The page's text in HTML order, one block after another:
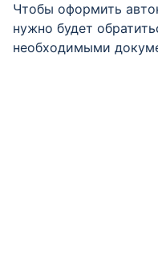
Чтобы оформить
нужно будет
необходимыми